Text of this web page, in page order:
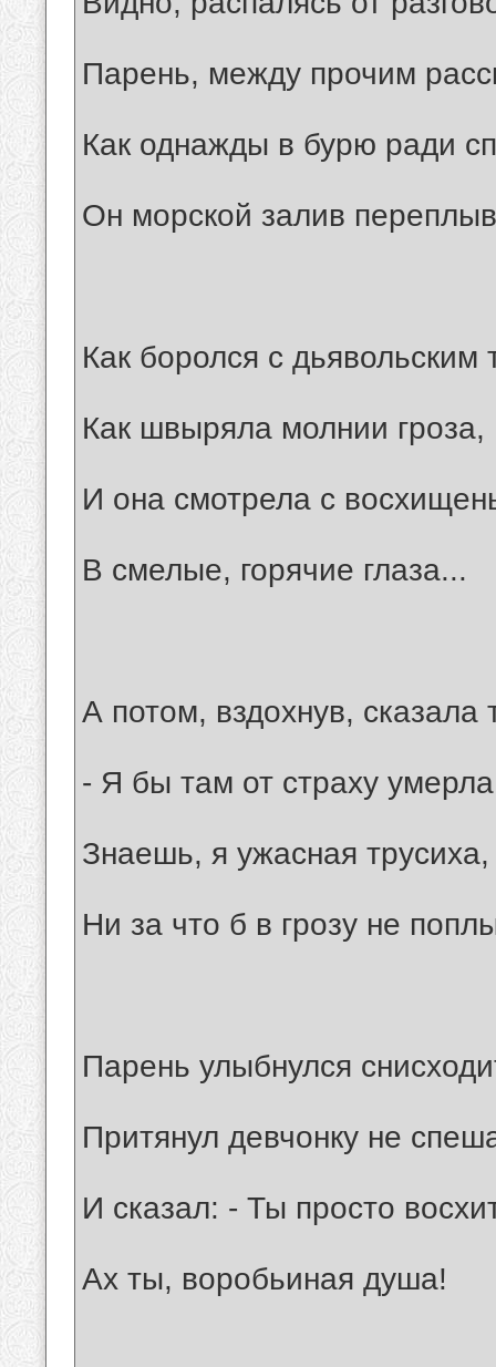
Парень, между прочим
Как однажды в бурю ради
Он морской залив
Как боролся с дьявольским
Как швыряла молнии гроза,
И она смотрела с
В смелые, горячие глаза...
А потом, вздохнув, сказала
- Я бы там от страху
Знаешь, я ужасная трусиха,
Ни за что б в грозу не
Парень улыбнулся
Притянул девчонку не
И сказал: - Ты просто
Ах ты, воробьиная душа!